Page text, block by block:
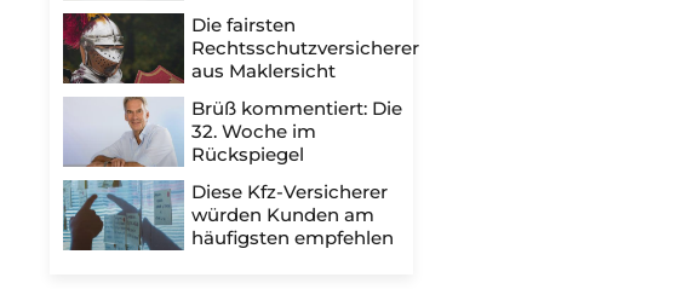
Die fairsten
Rechtsschutzversicherer
aus Maklersicht
Brüß kommentiert: Die
32. Woche im
Rückspiegel
Diese Kfz-Versicherer
würden Kunden am
häufigsten empfehlen